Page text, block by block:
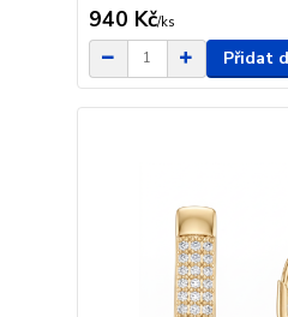
940 Kč/ks
Přidat